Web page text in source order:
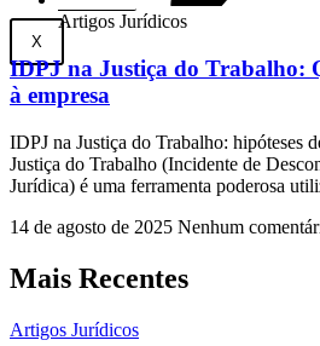
X
Artigos Jurídicos
IDPJ na Justiça do Trabalho:
à empresa
IDPJ na Justiça do Trabalho: hipóteses
Justiça do Trabalho (Incidente de
Jurídica) é uma ferramenta poderosa
14 de agosto de 2025 Nenhum
Mais Recentes
Artigos Jurídicos